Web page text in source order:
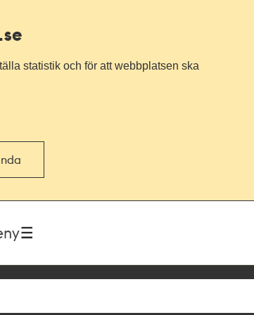
statistik och för att webbplatsen ska